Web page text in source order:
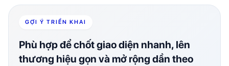
GỢI Ý TRIỂN KHAI
Phù hợp để chốt giao diện nhanh, lên
thương hiệu gọn và mở rộng dần theo